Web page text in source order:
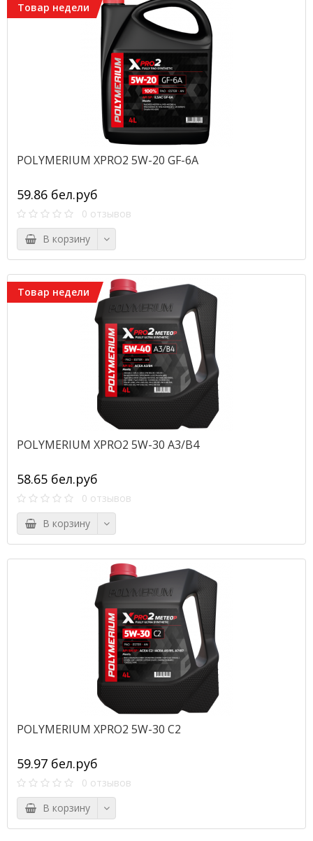
Товар недели
POLYMERIUM XPRO2 5W-20 GF-6A
59.86 бел.руб
0 отзывов
В корзину
Товар недели
POLYMERIUM XPRO2 5W-30 A3/B4
58.65 бел.руб
0 отзывов
В корзину
POLYMERIUM XPRO2 5W-30 C2
59.97 бел.руб
0 отзывов
В корзину